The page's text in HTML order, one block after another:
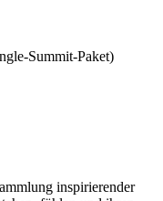
Summit-Paket)
inspirierender